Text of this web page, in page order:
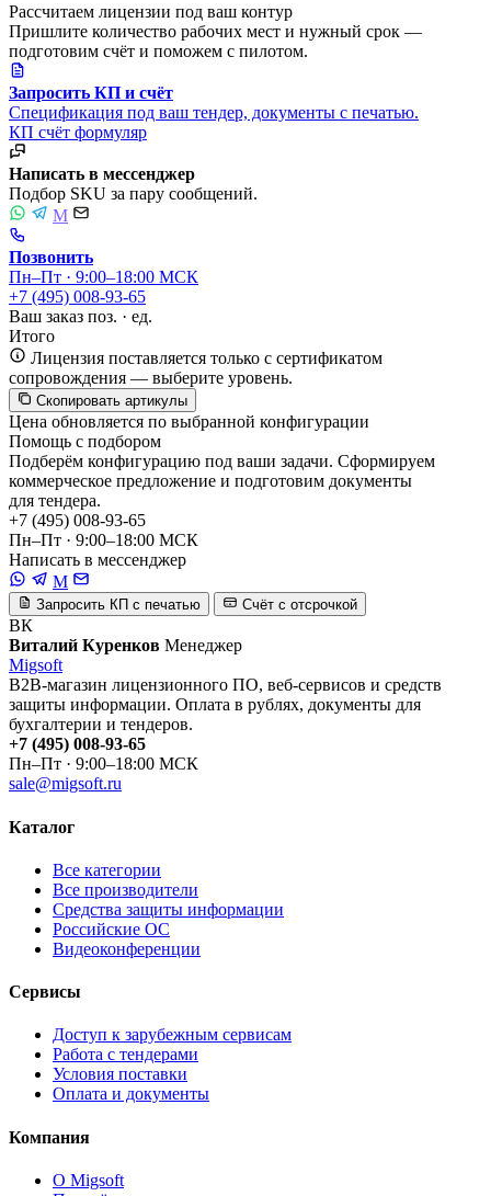
Рассчитаем лицензии под ваш контур
Пришлите количество рабочих мест и нужный срок —
подготовим счёт и поможем с пилотом.
Запросить КП и счёт
Спецификация под ваш тендер, документы с печатью.
КП счёт формуляр
Написать в мессенджер
Подбор SKU за пару сообщений.
M
Позвонить
Пн–Пт · 9:00–18:00 МСК
+7 (495) 008-93-65
Ваш заказ поз. · ед.
Итого
Лицензия поставляется только с сертификатом
сопровождения — выберите уровень.
Скопировать артикулы
Цена обновляется по выбранной конфигурации
Помощь с подбором
Подберём конфигурацию под ваши задачи. Сформируем
коммерческое предложение и подготовим документы
для тендера.
+7 (495) 008-93-65
Пн–Пт · 9:00–18:00 МСК
Написать в мессенджер
M
Запросить КП с печатью Счёт с отсрочкой
ВК
Виталий Куренков Менеджер
Migsoft
B2B-магазин лицензионного ПО, веб-сервисов и средств
защиты информации. Оплата в рублях, документы для
бухгалтерии и тендеров.
+7 (495) 008-93-65
Пн–Пт · 9:00–18:00 МСК
sale@migsoft.ru
Каталог
Все категории
Все производители
Средства защиты информации
Российские ОС
Видеоконференции
Сервисы
Доступ к зарубежным сервисам
Работа с тендерами
Условия поставки
Оплата и документы
Компания
О Migsoft